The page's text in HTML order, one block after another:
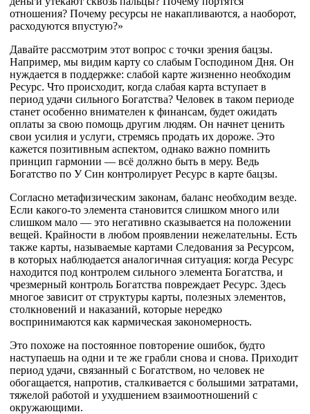
отношения? Почему ресурсы не накапливаются, а наоборот,
расходуются впустую?»
Давайте рассмотрим этот вопрос с точки зрения бацзы.
Например, мы видим карту со слабым Господином Дня. Он
нуждается в поддержке: слабой карте жизненно необходим
Ресурс. Что происходит, когда слабая карта вступает в
период удачи сильного Богатства? Человек в таком периоде
станет особенно внимателен к финансам, будет ожидать
оплаты за свою помощь другим людям. Он начнет ценить
свои усилия и услуги, стремясь продать их дороже. Это
кажется позитивным аспектом, однако важно помнить
принцип гармонии — всё должно быть в меру. Ведь
Богатство по У Син контролирует Ресурс в карте бацзы.
Согласно метафизическим законам, баланс необходим везде.
Если какого-то элемента становится слишком много или
слишком мало — это негативно сказывается на положении
вещей. Крайности в любом проявлении нежелательны. Есть
также карты, называемые картами Следования за Ресурсом,
в которых наблюдается аналогичная ситуация: когда Ресурс
находится под контролем сильного элемента Богатства, и
чрезмерный контроль Богатства повреждает Ресурс. Здесь
многое зависит от структуры карты, полезных элементов,
столкновений и наказаний, которые нередко
воспринимаются как кармическая закономерность.
Это похоже на постоянное повторение ошибок, будто
наступаешь на одни и те же грабли снова и снова. Приходит
период удачи, связанный с Богатством, но человек не
обогащается, напротив, сталкивается с большими затратами,
тяжелой работой и ухудшением взаимоотношений с
окружающими.